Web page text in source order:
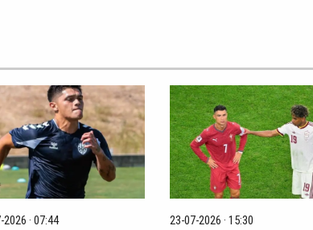
· 07:44 23-07-2026 · 15:30